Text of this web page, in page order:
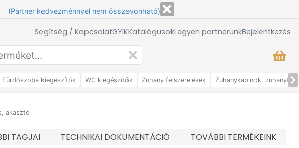
(Partner kedvezménnyel nem összevonható)
Segítség / KapcsolatGYIKKatalógusokLegyen partnerünkBejelentkezés
Fürdőszoba kiegészítők WC kiegészítők Zuhany felszerelések Zuhanykabinok,
akasztó
TAGJAI TECHNIKAI DOKUMENTÁCIÓ TOVÁBBI TERMÉKEINK